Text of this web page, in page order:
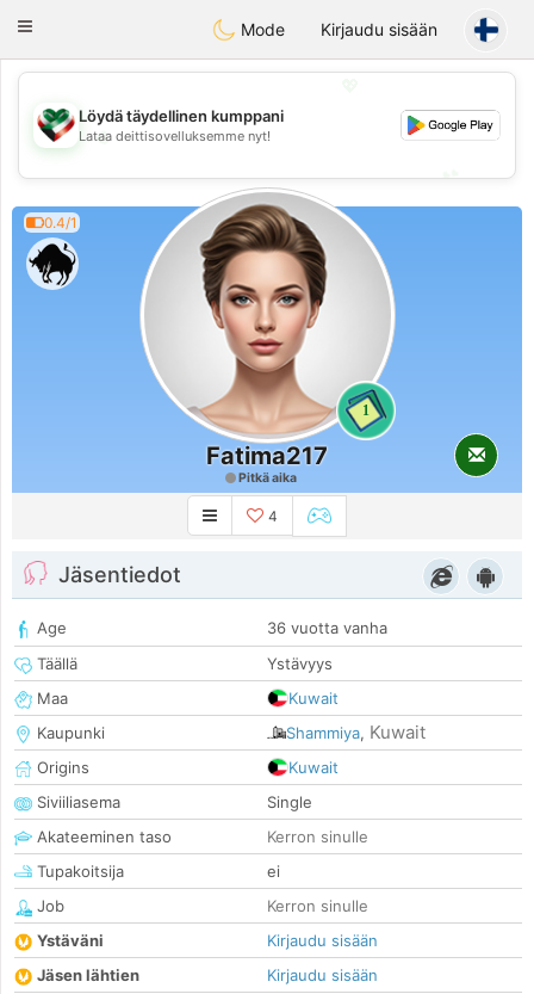
Kuwait Chat
Toggle
Mode Kirjaudu sisään
💖
💕
Löydä täydellinen kumppani
Lataa deittisovelluksemme nyt!
0.4/1
1
Fatima217
Pitkä aika
4
Jäsentiedot
Age
36 vuotta vanha
Täällä
Ystävyys
Maa
Kuwait
Kaupunki
Shammiya, Kuwait
Origins
Kuwait
Siviiliasema
Single
Akateeminen taso
Kerron sinulle
Tupakoitsija
ei
Job
Kerron sinulle
Ystäväni
Kirjaudu sisään
Jäsen lähtien
Kirjaudu sisään